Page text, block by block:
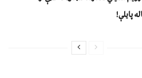
پایلې!